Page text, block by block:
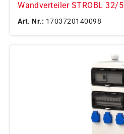
Wandverteiler STROBL 32/
Art. Nr.: 1703720140098